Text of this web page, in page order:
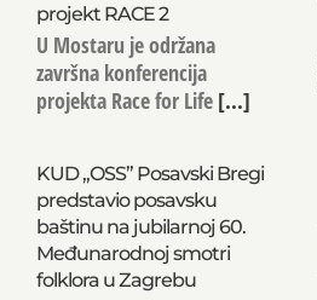
projekt RACE 2
U Mostaru je održana
završna konferencija
projekta Race for Life[...]
KUD „OSS” Posavski Bregi
predstavio posavsku
baštinu na jubilarnoj 60.
Međunarodnoj smotri
folklora u Zagrebu